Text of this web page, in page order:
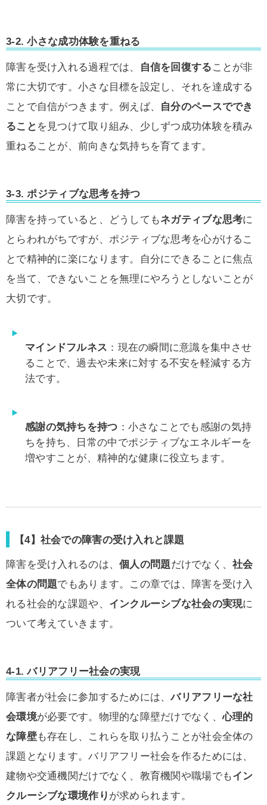
3-2. 小さな成功体験を重ねる
障害を受け入れる過程では、 自信を回復する ことが非
常に大切です。小さな目標を設定し、それを達成する
ことで自信がつきます。例えば、 自分のペースででき
ること を見つけて取り組み、少しずつ成功体験を積み
重ねることが、前向きな気持ちを育てます。
3-3. ポジティブな思考を持つ
障害を持っていると、どうしてもネガティブな思考に
とらわれがちですが、ポジティブな思考を心がけるこ
とで精神的に楽になります。自分にできることに焦点
を当て、できないことを無理にやろうとしないことが
大切です。
マインドフルネス ：現在の瞬間に意識を集中させ
ることで、過去や未来に対する不安を軽減する方
法です。
感謝の気持ちを持つ ：小さなことでも感謝の気持
ちを持ち、日常の中でポジティブなエネルギーを
増やすことが、精神的な健康に役立ちます。
【4】社会での障害の受け入れと課題
障害を受け入れるのは、個人の問題だけでなく、社会
全体の問題でもあります。この章では、障害を受け入
れる社会的な課題や、 インクルーシブな社会の実現に
ついて考えていきます。
4-1. バリアフリー社会の実現
障害者が社会に参加するためには、バリアフリーな社
会環境が必要です。物理的な障壁だけでなく、心理的
な障壁も存在し、これらを取り払うことが社会全体の
課題となります。バリアフリー社会を作るためには、
建物や交通機関だけでなく、教育機関や職場でもイン
クルーシブな環境作り が求められます。